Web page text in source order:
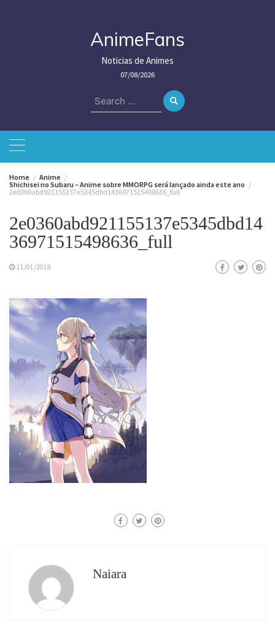
AnimeFans
Noticias de Animes
07/08/2026
Search
for:
Home
Anime
Shichisei no Subaru – Anime sobre MMORPG será lançado ainda este ano
2e0360abd921155137e5345dbd1436971515498636_full
2e0360abd921155137e5345dbd14
36971515498636_full
11/01/2018
Naiara